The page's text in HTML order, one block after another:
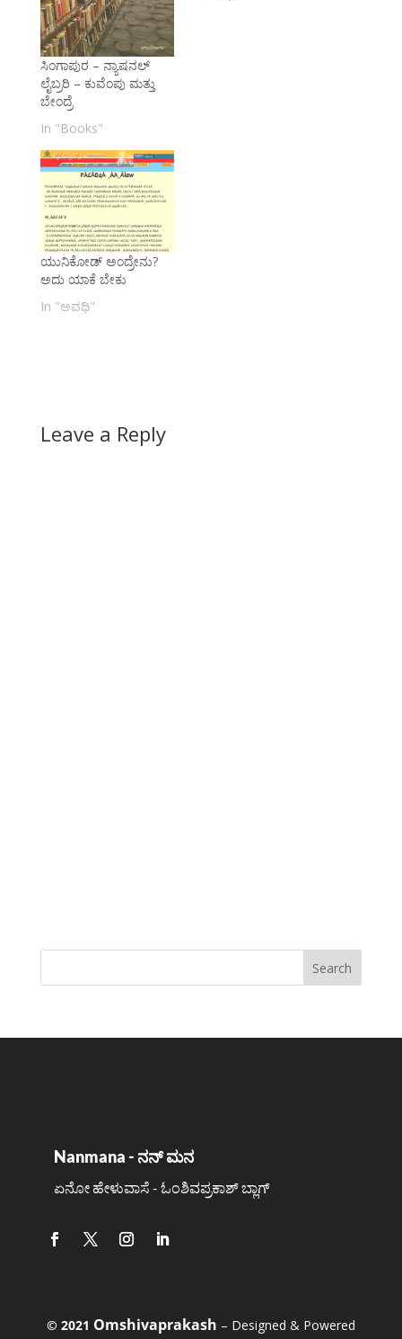
ಸಿಂಗಾಪುರ – ನ್ಯಾಷನಲ್
ಲೈಬ್ರರಿ – ಕುವೆಂಪು ಮತ್ತು
ಬೇಂದ್ರೆ
In "Books"
ಯುನಿಕೋಡ್ ಅಂದ್ರೇನು?
ಅದು ಯಾಕೆ ಬೇಕು
In "ಅವಧಿ"
Leave a Reply
Nanmana - ನನ್ ಮನ
ಏನೋ ಹೇಳುವಾಸೆ - ಓಂಶಿವಪ್ರಕಾಶ್ ಬ್ಲಾಗ್
©️ 2021 Omshivaprakash – Designed & Powered